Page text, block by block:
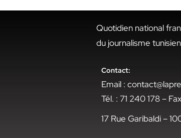
Quotidien national
du journalisme
Contact:
Email :
Tél. : 71 240 178 –
17 Rue Garibaldi –